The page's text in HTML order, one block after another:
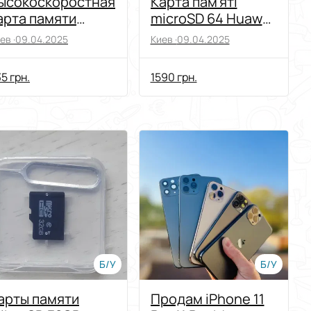
памяти
на 1 ТВ.
·09.04.2025
грн.
microSD 64 Huawei
y5
Киев ·09.04.2025
1590 грн.
Б/У
памяти
Б/У
Продам iPhone 11